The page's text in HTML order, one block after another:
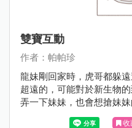
雙寶互動
作者：帕帕珍
龍妹剛回家時，虎哥都躲
超遠的，可能對於新生物
弄一下妹妹，也會想搶妹
收